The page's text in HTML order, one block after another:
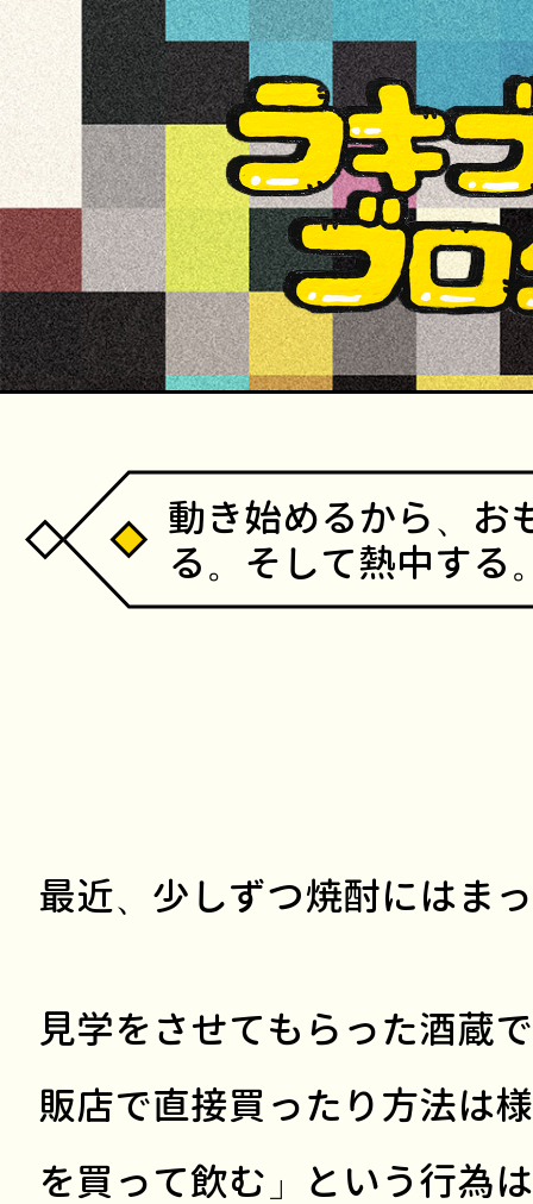
動き始めるから、お
る。そして熱中する
最近、少しずつ焼酎にはま
見学をさせてもらった酒蔵
販店で直接買ったり方法は
を買って飲む」という行為